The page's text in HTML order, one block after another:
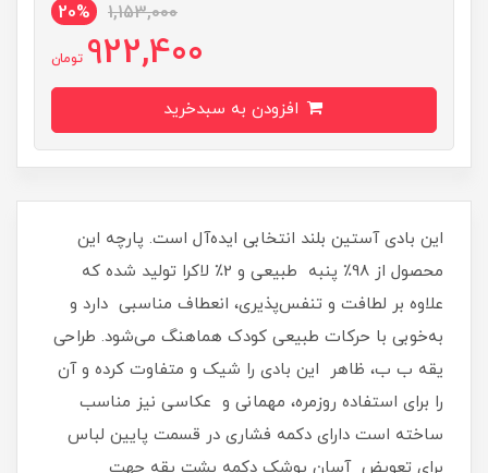
1,153,000
20%
922,400 تومان
این بادی آستین بلند انتخابی ایده‌آل است. پارچه این
محصول از 98٪ پنبه طبیعی و 2٪ لاکرا تولید شده که
علاوه بر لطافت و تنفس‌پذیری، انعطاف مناسبی دارد و
به‌خوبی با حرکات طبیعی کودک هماهنگ می‌شود. طراحی
یقه ب ب، ظاهر این بادی را شیک و متفاوت کرده و آن
را برای استفاده روزمره، مهمانی و عکاسی نیز مناسب
ساخته است دارای دکمه فشاری در قسمت پایین لباس
برای تعویض آسان پوشک دکمه پشت یقه جهت